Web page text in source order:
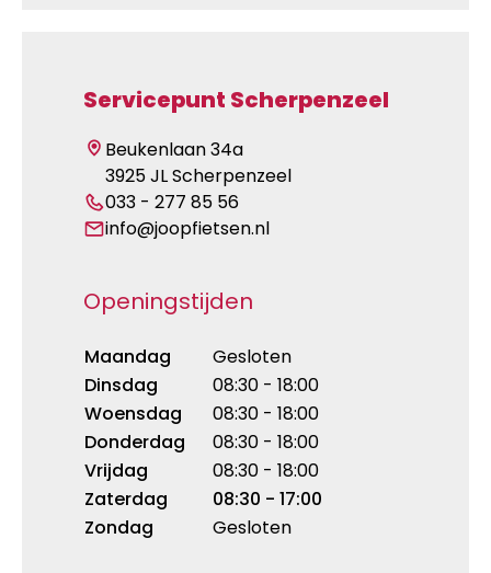
Servicepunt Scherpenzeel
Beukenlaan 34a
3925 JL Scherpenzeel
033 - 277 85 56
info@joopfietsen.nl
Openingstijden
Maandag
Gesloten
Dinsdag
08:30 - 18:00
Woensdag
08:30 - 18:00
Donderdag
08:30 - 18:00
Vrijdag
08:30 - 18:00
Zaterdag
08:30 - 17:00
Zondag
Gesloten